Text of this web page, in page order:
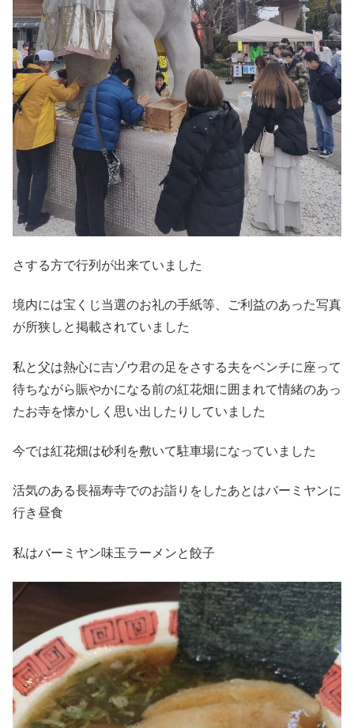
さする方で行列が出来ていました
境内には宝くじ当選のお礼の手紙等、ご利益のあった写真
が所狭しと掲載されていました
私と父は熱心に吉ゾウ君の足をさする夫をベンチに座って
待ちながら賑やかになる前の紅花畑に囲まれて情緒のあっ
たお寺を懐かしく思い出したりしていました
今では紅花畑は砂利を敷いて駐車場になっていました
活気のある長福寿寺でのお詣りをしたあとはバーミヤンに
行き昼食
私はバーミヤン味玉ラーメンと餃子